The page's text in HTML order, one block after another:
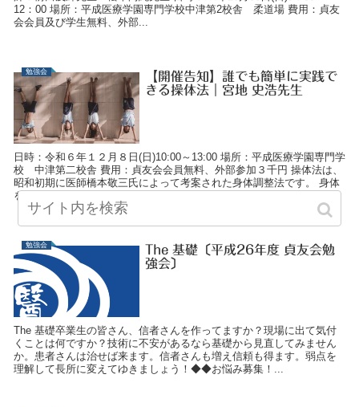
12：00 場所：平成医療学園専門学校中津第2校舎 柔道場 費用：貞友
会会員及び学生無料、外部...
勉強会
【開催告知】誰でも簡単に実践で
きる操体法｜宮地 史浩先生
日時：令和６年１２月８日(日)10:00～13:00 場所：平成医療学園専門学
校 中津第二校舎 費用：貞友会会員無料、外部参加３千円 操体法は、
昭和初期に医師橋本敬三氏によって考案された身体調整法です。 身体
を動...
勉強会
The 基礎〔平成26年度 貞友会勉
強会〕
The 基礎卒業生の皆さん、信者さんを作ってますか？現場に出て気付
くことは何ですか？技術に不安があるなら基礎から見直してみません
か。患者さんは治せば来ます。信者さんも増え信頼も得ます。弱点を
理解して長所に変えてゆきましょう！◆◆お悩み募集！...